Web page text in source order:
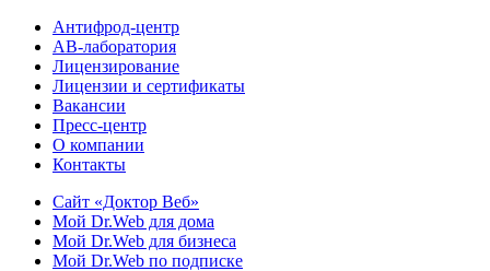
Антифрод-центр
АВ-лаборатория
Лицензирование
Лицензии и сертификаты
Вакансии
Пресс-центр
О компании
Контакты
Сайт «Доктор Веб»
Мой Dr.Web для дома
Мой Dr.Web для бизнеса
Мой Dr.Web по подписке